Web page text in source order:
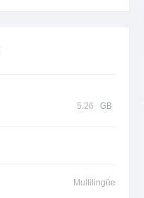
5.26 GB
Multilingüe